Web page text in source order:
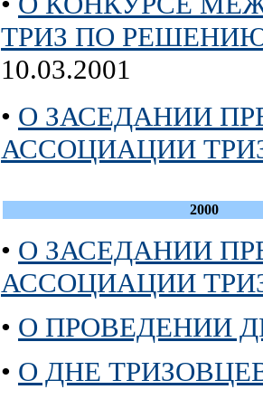
ТРИЗ ПО РЕШЕНИЮ
10.03.2001
• О ЗАСЕДАНИИ
АССОЦИАЦИИ ТРИЗ
2000
• О ЗАСЕДАНИИ
АССОЦИАЦИИ ТРИЗ
• О ПРОВЕДЕНИИ
• О ДНЕ